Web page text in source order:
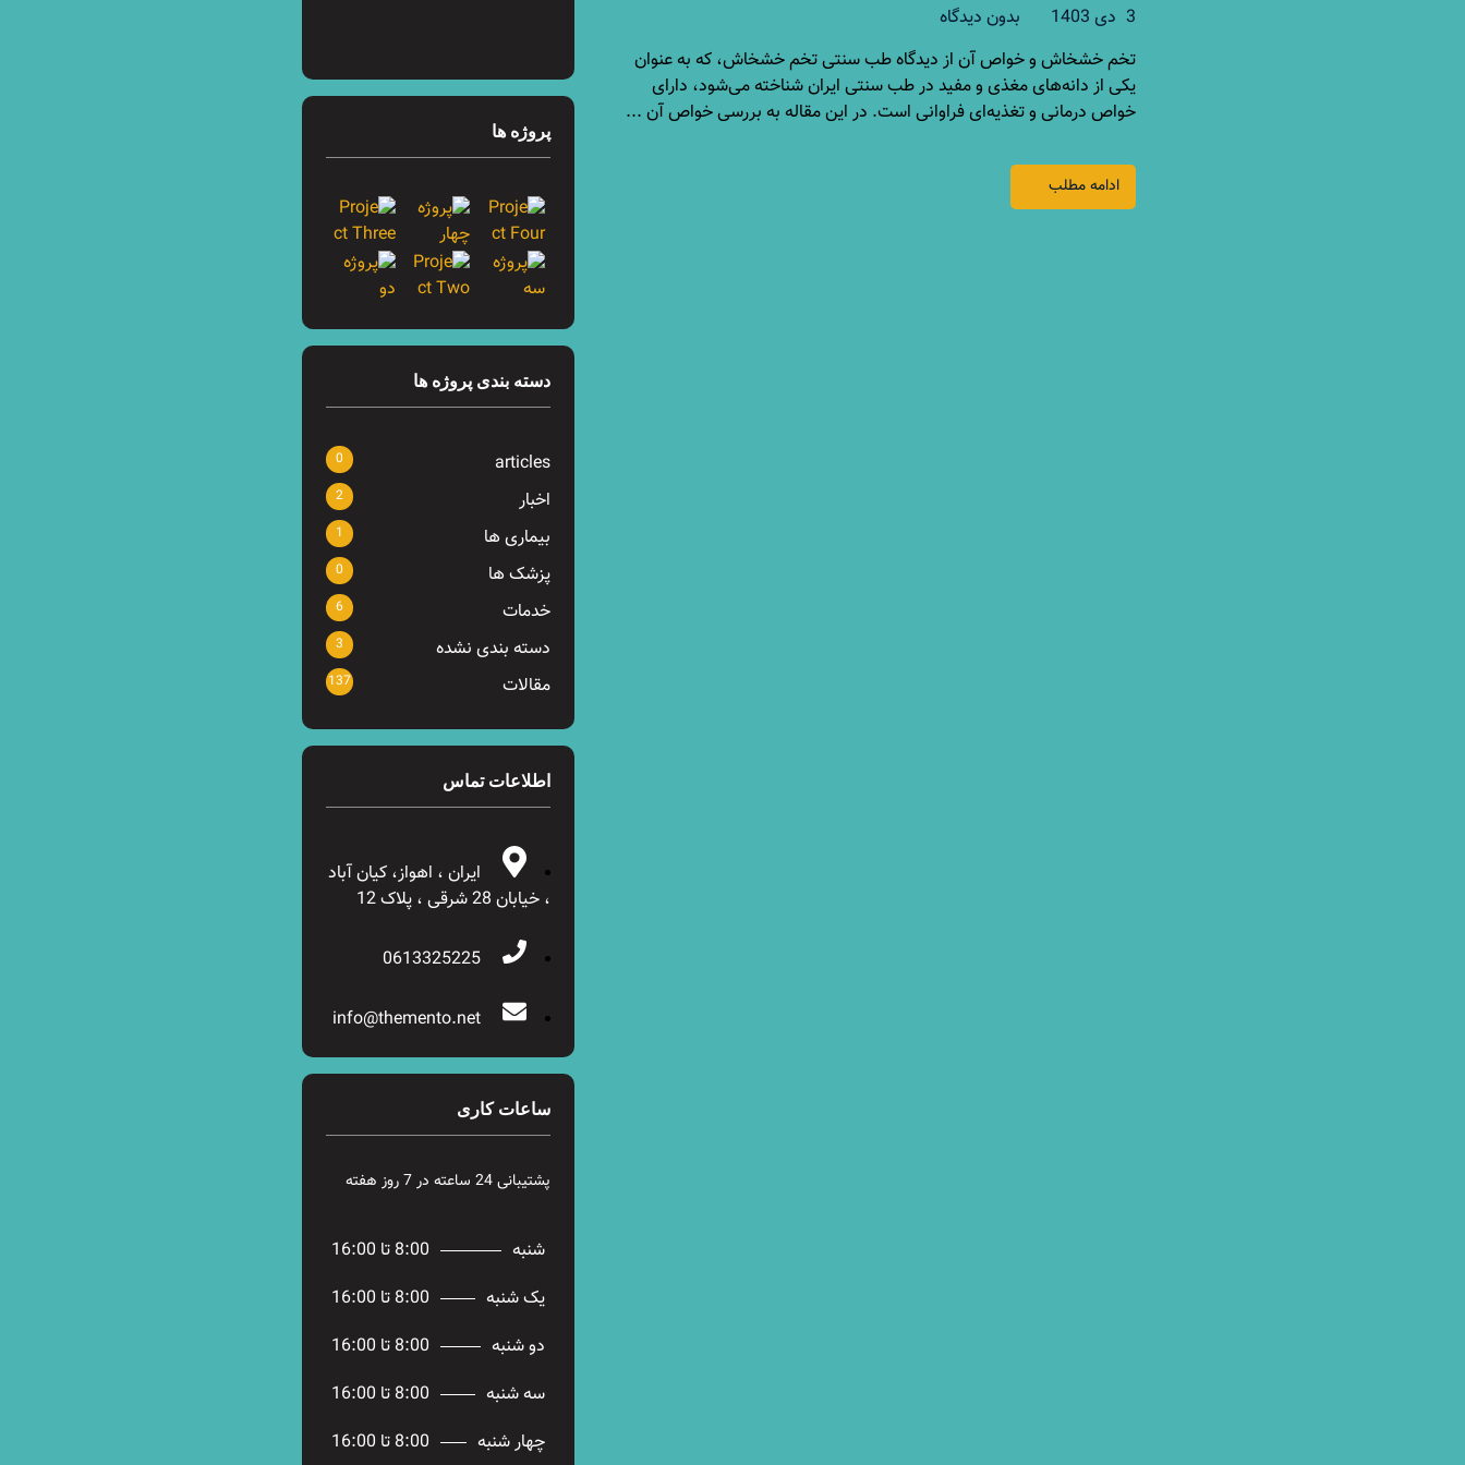
3 دی 1403
بدون دیدگاه
تخم خشخاش و خواص آن از دیدگاه طب سنتی تخم خشخاش، که به عنوان
یکی از دانه‌های مغذی و مفید در طب سنتی ایران شناخته می‌شود، دارای
خواص درمانی و تغذیه‌ای فراوانی است. در این مقاله به بررسی خواص آن ...
ادامه مطلب
پروژه ها
دسته بندی پروژه ها
articles
0
اخبار 2
بیماری ها 1
پزشک ها 0
خدمات 6
دسته بندی نشده 3
مقالات 137
اطلاعات تماس
ایران ، اهواز، کیان آباد
، خیابان 28 شرقی ، پلاک 12
0613325225
info@themento.net
ساعات کاری
پشتیبانی 24 ساعته در 7 روز هفته
شنبه
8:00 تا 16:00
یک شنبه
8:00 تا 16:00
دو شنبه
8:00 تا 16:00
سه شنبه
8:00 تا 16:00
چهار شنبه
8:00 تا 16:00